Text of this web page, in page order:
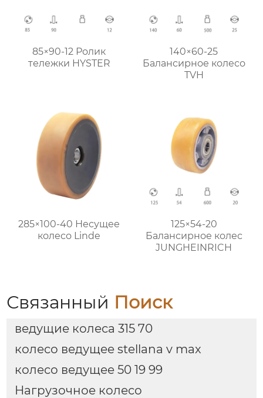
85×90-12 Ролик
тележки HYSTER
140×60-25
Балансирное колесо
TVH
285×100-40 Несущее
колесо Linde
125×54-20
Балансирное колес
JUNGHEINRICH
Связанный Поиск
ведущие колеса 315 70
колесо ведущее stellana v max
колесо ведущее 50 19 99
Нагрузочное колесо